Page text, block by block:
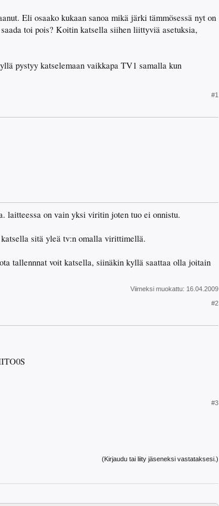
Eli osaako kukaan sanoa mikä järki tämmösessä nyt on
toi pois? Koitin katsella siihen liittyviä asetuksia,
pystyy katselemaan vaikkapa TV1 samalla kun
#1
laitteessa on vain yksi viritin joten tuo ei onnistu.
sitä yleä tv:n omalla virittimellä.
tallennnat voit katsella, siinäkin kyllä saattaa olla joitain
Viimeksi muokattu: 16.04.2009
#2
#3
(Kirjaudu tai liity jäseneksi vastataksesi.)